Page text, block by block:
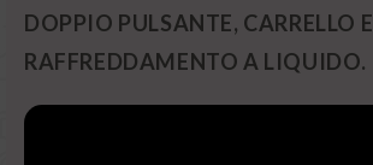
DOPPIO PULSANTE, CARRELLO E
RAFFREDDAMENTO A LIQUIDO.